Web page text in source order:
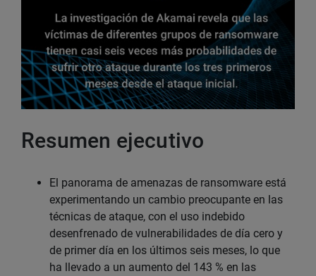
Resumen ejecutivo
El panorama de amenazas de ransomware está
experimentando un cambio preocupante en las
técnicas de ataque, con el uso indebido
desenfrenado de vulnerabilidades de día cero y
de primer día en los últimos seis meses, lo que
ha llevado a un aumento del 143 % en las